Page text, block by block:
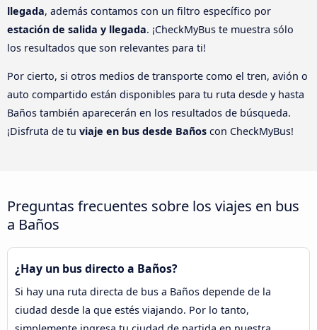
llegada, además contamos con un filtro específico por
estación de salida y llegada. ¡CheckMyBus te muestra sólo
los resultados que son relevantes para ti!
Por cierto, si otros medios de transporte como el tren, avión o
auto compartido están disponibles para tu ruta desde y hasta
Baños también aparecerán en los resultados de búsqueda.
¡Disfruta de tu viaje en bus desde Baños con CheckMyBus!
Preguntas frecuentes sobre los viajes en bus
a Baños
¿Hay un bus directo a Baños?
Si hay una ruta directa de bus a Baños depende de la
ciudad desde la que estés viajando. Por lo tanto,